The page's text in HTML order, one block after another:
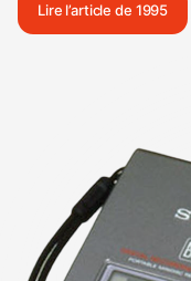
Lire l’article de 1995